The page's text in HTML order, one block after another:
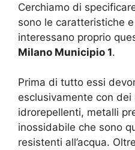
Cerchiamo di
sono le caratteristiche
interessano proprio
Milano Municipio 1.
Prima di tutto essi
esclusivamente con
idrorepellenti, metalli
inossidabile che sono
resistenti all’acqua.